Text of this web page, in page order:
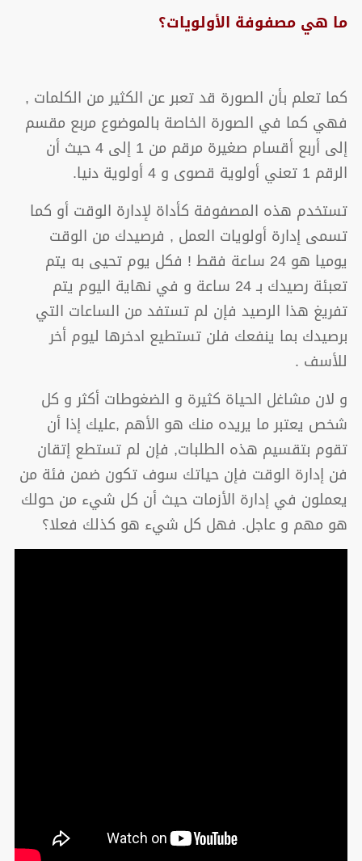
ما هي مصفوفة الأولويات؟
كما تعلم بأن الصورة قد تعبر عن الكثير من الكلمات ,
فهي كما في الصورة الخاصة بالموضوع مربع مقسم
إلى أربع أقسام صغيرة مرقم من 1 إلى 4 حيث أن
الرقم 1 تعني أولوية قصوى و 4 أولوية دنيا.
تستخدم هذه المصفوفة كأداة لإدارة الوقت أو كما
تسمى إدارة أولويات العمل , فرصيدك من الوقت
يوميا هو 24 ساعة فقط ! فكل يوم تحيى به يتم
تعبئة رصيدك بـ 24 ساعة و في نهاية اليوم يتم
تفريغ هذا الرصيد فإن لم تستفد من الساعات التي
برصيدك بما ينفعك فلن تستطيع ادخرها ليوم أخر
للأسف .
و لان مشاغل الحياة كثيرة و الضغوطات أكثر و كل
شخص يعتبر ما يريده منك هو الأهم ,عليك إذا أن
تقوم بتقسيم هذه الطلبات, فإن لم تستطع إتقان
فن إدارة الوقت فإن حياتك سوف تكون ضمن فئة من
يعملون في إدارة الأزمات حيث أن كل شيء من حولك
هو مهم و عاجل. فهل كل شيء هو كذلك فعلا؟